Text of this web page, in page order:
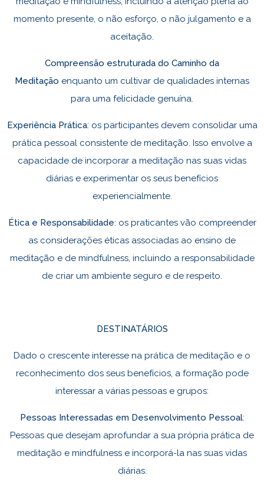
momento presente, o não esforço, o não julgamento e a
aceitação.
Compreensão estruturada do Caminho da
Meditação enquanto um cultivar de qualidades internas
para uma felicidade genuína.
Experiência Prática: os participantes devem consolidar uma
prática pessoal consistente de meditação. Isso envolve a
capacidade de incorporar a meditação nas suas vidas
diárias e experimentar os seus benefícios
experiencialmente.
Ética e Responsabilidade: os praticantes vão compreender
as considerações éticas associadas ao ensino de
meditação e de mindfulness, incluindo a responsabilidade
de criar um ambiente seguro e de respeito.
DESTINATÁRIOS
Dado o crescente interesse na prática de meditação e o
reconhecimento dos seus benefícios, a formação pode
interessar a várias pessoas e grupos:
Pessoas Interessadas em Desenvolvimento Pessoal:
Pessoas que desejam aprofundar a sua própria prática de
meditação e mindfulness e incorporá-la nas suas vidas
diárias.